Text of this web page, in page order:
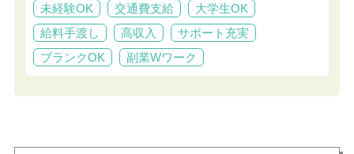
未経験OK 交通費支給
大学生OK
給料手渡し
高収入
サポート充実
ブランクOK
副業Wワーク